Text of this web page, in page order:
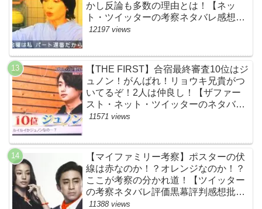
かし反論も多数の理由とは！【ネッ
ト・ツイッターの考察ネタバレ感想評
価評判あらすじ原作犯人キャスト黒幕
12197 views
【THE FIRST】合宿最終審査10位はジ
ュノン！がんばれ！リョウキ兄貴がつ
いてるぞ！2人は仲良し！【ザファー
スト・ネット・ツイッターのネタバレ
考察まとめ感想評価評判・スッキリ・
11571 views
【マイファミリー考察】ポスターの伏
線は赤なのか！？オレンジなのか！？
ここが考察の分かれ道！【ツイッター
の考察ネタバレ評価黒幕評判感想批判
原作犯人キャスト脚本あらすじ伏線ま
11388 views